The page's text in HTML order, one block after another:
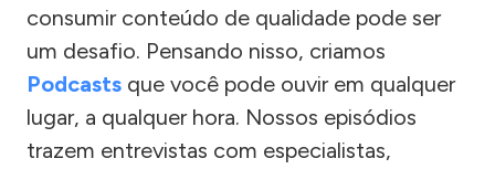
consumir conteúdo de qualidade pode ser
um desafio. Pensando nisso, criamos
Podcasts que você pode ouvir em qualquer
lugar, a qualquer hora. Nossos episódios
trazem entrevistas com especialistas,